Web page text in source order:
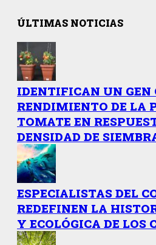
ÚLTIMAS NOTICIAS
IDENTIFICAN UN GEN
RENDIMIENTO DE LA
TOMATE EN
DENSIDAD DE
ESPECIALISTAS DEL
REDEFINEN LA
Y ECOLÓGICA DE LOS